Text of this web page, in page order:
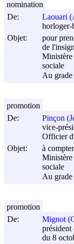
De:
Laouari
horloger-
Objet:
pour
de
Ministère
sociale
Au
nomination
De:
Pinçon
vice-
Officier
Objet:
à
Ministère
sociale
Au
promotion
De:
Mignot
président
du 8
promotion